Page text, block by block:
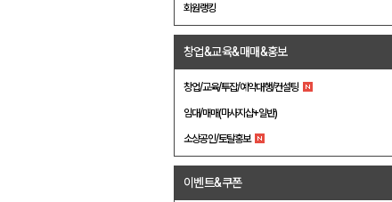
회원랭킹
창업&교육&매매&홍보
창업/교육/투잡/예약대행/컨설팅
임대/매매(마사지샵+일반)
소상공인/토탈홍보
이벤트&쿠폰